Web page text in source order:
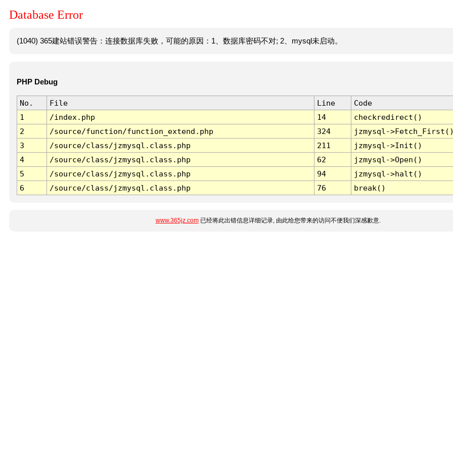
Database Error
(1040) 365建站错误警告：连接数据库失败，可能的原因：1、数据库密码不对; 2、mysql未启动。
PHP Debug
No. File Line
Code
1
/index.php 14
checkredirect()
2
/source/function/function_extend.php 324
jzmysql-
3
/source/class/jzmysql.class.php 211
jzmysql->Init()
4
/source/class/jzmysql.class.php 62
jzmysql->Open()
5
/source/class/jzmysql.class.php 94
jzmysql->halt()
6
/source/class/jzmysql.class.php 76 break()
www.365jz.com已经将此出错信息详细记录, 由此给您带来的访问不便我们深感歉意.